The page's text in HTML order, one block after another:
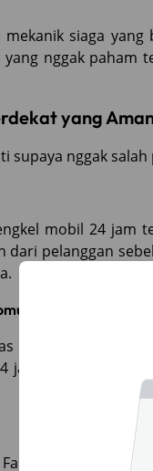
siaga
nggak paham
yang
supaya nggak
mobil 24 jam
dari pelanggan
mobil tertentu
jam. Ini lebih
pecinta